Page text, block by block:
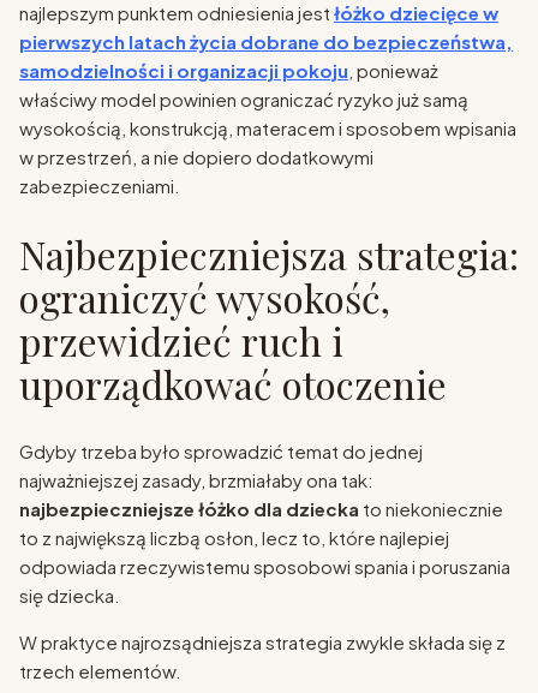
najlepszym punktem odniesienia jest łóżko dziecięce w
pierwszych latach życia dobrane do bezpieczeństwa,
samodzielności i organizacji pokoju , ponieważ
właściwy model powinien ograniczać ryzyko już samą
wysokością, konstrukcją, materacem i sposobem wpisania
w przestrzeń, a nie dopiero dodatkowymi
zabezpieczeniami.
Najbezpieczniejsza strategia:
ograniczyć wysokość,
przewidzieć ruch i
uporządkować otoczenie
Gdyby trzeba było sprowadzić temat do jednej
najważniejszej zasady, brzmiałaby ona tak:
najbezpieczniejsze łóżko dla dziecka to niekoniecznie
to z największą liczbą osłon, lecz to, które najlepiej
odpowiada rzeczywistemu sposobowi spania i poruszania
się dziecka.
W praktyce najrozsądniejsza strategia zwykle składa się z
trzech elementów.